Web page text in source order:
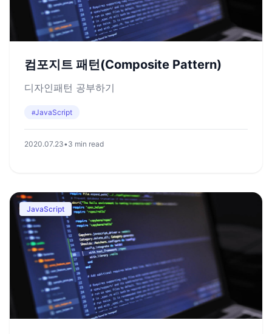
컴포지트 패턴(Composite Pattern)
디자인패턴 공부하기
#JavaScript
2020.07.23•3 min read
JavaScript